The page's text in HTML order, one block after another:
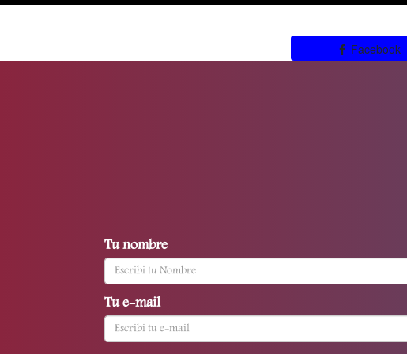
Facebook
Tu nombre
Tu e-mail